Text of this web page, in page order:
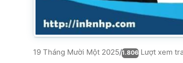
19 Tháng Mười Một 2025/1.806 Lượt xem